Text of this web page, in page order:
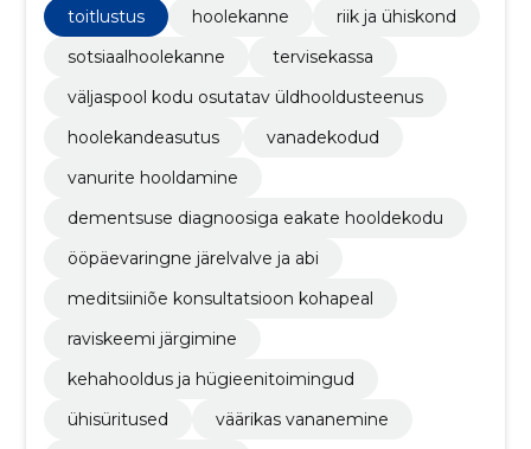
toitlustus hoolekanne
riik ja ühiskond
sotsiaalhoolekanne
tervisekassa
väljaspool kodu osutatav üldhooldusteenus
hoolekandeasutus
vanadekodud
vanurite hooldamine
dementsuse diagnoosiga eakate hooldekodu
ööpäevaringne järelvalve ja abi
meditsiiniõe konsultatsioon kohapeal
raviskeemi järgimine
kehahooldus ja hügieenitoimingud
ühisüritused
väärikas vananemine